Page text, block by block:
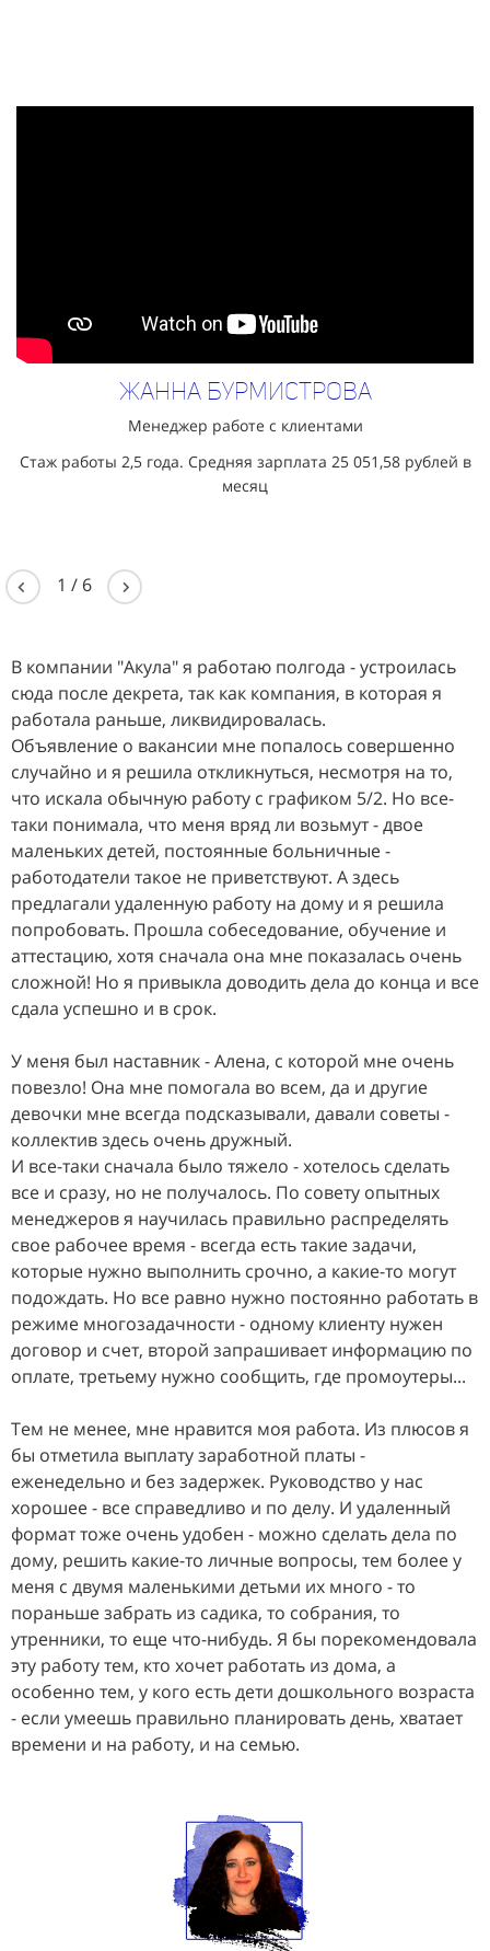
Жанна Бурмистрова
Менеджер работе с клиентами
Стаж работы 2,5 года. Средняя зарплата 25 051,58рублей в
месяц
1 / 6
В компании "Акула" я работаю полгода - устроилась
сюда после декрета, так как компания, в которая я
работала раньше, ликвидировалась.
Объявление о вакансии мне попалось совершенно
случайно и я решила откликнуться, несмотря на то,
что искала обычную работу с графиком 5/2. Но все-
таки понимала, что меня вряд ли возьмут - двое
маленьких детей, постоянные больничные -
работодатели такое не приветствуют. А здесь
предлагали удаленную работу на дому и я решила
попробовать. Прошла собеседование, обучение и
аттестацию, хотя сначала она мне показалась очень
сложной! Но я привыкла доводить дела до конца и все
сдала успешно и в срок.
У меня был наставник - Алена, с которой мне очень
повезло! Она мне помогала во всем, да и другие
девочки мне всегда подсказывали, давали советы -
коллектив здесь очень дружный.
И все-таки сначала было тяжело - хотелось сделать
все и сразу, но не получалось. По совету опытных
менеджеров я научилась правильно распределять
свое рабочее время - всегда есть такие задачи,
которые нужно выполнить срочно, а какие-то могут
подождать. Но все равно нужно постоянно работать в
режиме многозадачности - одному клиенту нужен
договор и счет, второй запрашивает информацию по
оплате, третьему нужно сообщить, где промоутеры...
Тем не менее, мне нравится моя работа. Из плюсов я
бы отметила выплату заработной платы -
еженедельно и без задержек. Руководство у нас
хорошее - все справедливо и по делу. И удаленный
формат тоже очень удобен - можно сделать дела по
дому, решить какие-то личные вопросы, тем более у
меня с двумя маленькими детьми их много - то
пораньше забрать из садика, то собрания, то
утренники, то еще что-нибудь. Я бы порекомендовала
эту работу тем, кто хочет работать из дома, а
особенно тем, у кого есть дети дошкольного возраста
- если умеешь правильно планировать день, хватает
времени и на работу, и на семью.